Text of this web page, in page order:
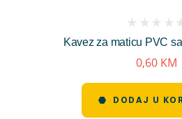
Kavez za maticu PVC
reviews)
0,60 KM
DODAJ U